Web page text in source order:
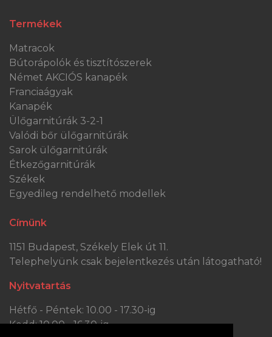
Termékek
Matracok
Bútorápolók és tisztítószerek
Német AKCIÓS kanapék
Franciaágyak
Kanapék
Ülőgarnitúrák 3-2-1
Valódi bőr ülőgarnitúrák
Sarok ülőgarnitúrák
Étkezőgarnitúrák
Székek
Egyedileg rendelhető modellek
Címünk
1151 Budapest, Székely Elek út 11.
Telephelyünk csak bejelentkezés után látogatható!
Nyitvatartás
Hétfő - Péntek: 10.00 - 17.30-ig
Kedd: 10.00 - 16.30-ig